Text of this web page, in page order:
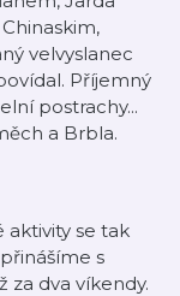
velvyslanec
Příjemný
postrachy...
a Brbla.
aktivity se tak
s
dva víkendy.